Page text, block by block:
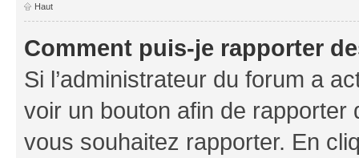
Haut
Comment puis-je rapporter
Si l’administrateur du forum a
voir un bouton afin de
vous souhaitez rapporter. En